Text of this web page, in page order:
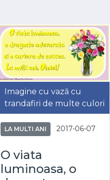
Imagine cu vază cu
trandafiri de multe culori
LA MULTI ANI 2017-06-07
O viata
luminoasa, o